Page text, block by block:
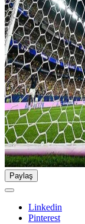
Paylaş
Linkedin
Pinterest